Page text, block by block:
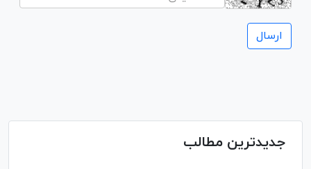
جدیدترین مطالب